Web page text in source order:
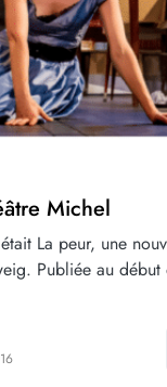
Michel
La peur, une
Publiée au